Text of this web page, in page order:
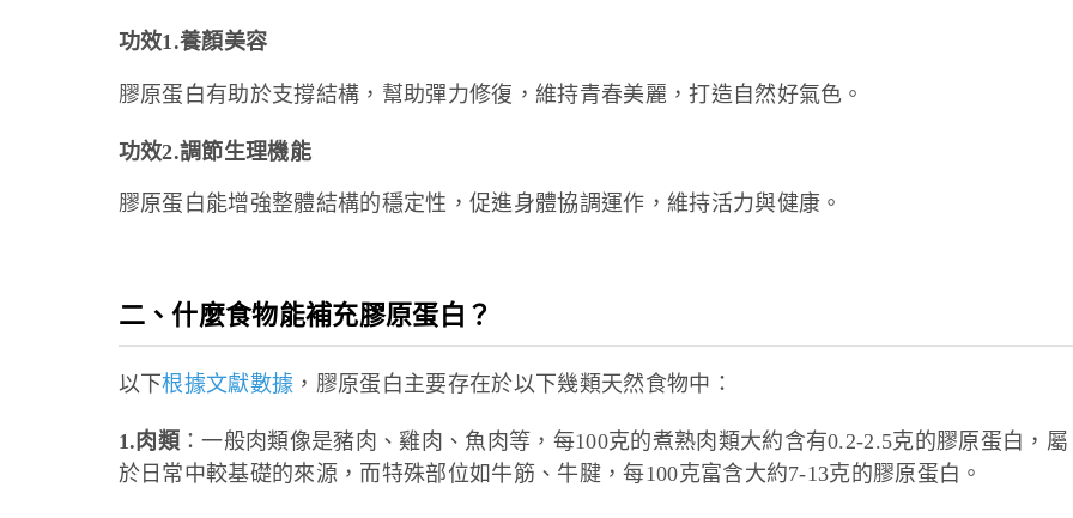
功效1.養顏美容
膠原蛋白有助於支撐結構，幫助彈力修復，維持青春美麗，打造自然好氣色。
功效2.調節生理機能
膠原蛋白能增強整體結構的穩定性，促進身體協調運作，維持活力與健康。
二、什麼食物能補充膠原蛋白？
以下根據文獻數據 ，膠原蛋白主要存在於以下幾類天然食物中：
1.肉類 ：一般肉類像是豬肉、雞肉、魚肉等，每100克的煮熟肉類大約含有0.2-2.5克的膠原蛋白，屬
於日常中較基礎的來源，而特殊部位如牛筋、牛腱，每100克富含大約7-13克的膠原蛋白。